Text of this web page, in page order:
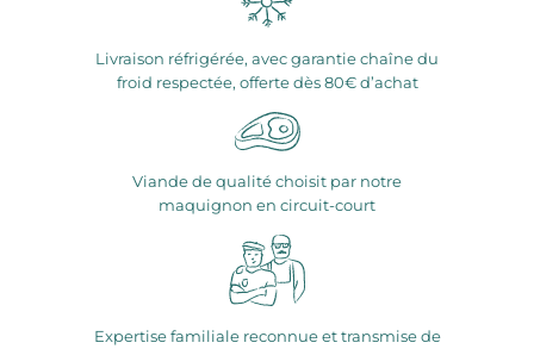
Livraison réfrigérée, avec garantie chaîne du
froid respectée, offerte dès 80€ d’achat
Viande de qualité choisit par notre
maquignon en circuit-court
Expertise familiale reconnue et transmise de